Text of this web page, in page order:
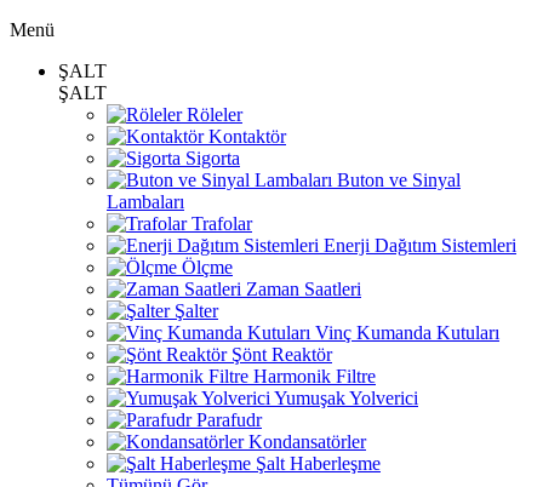
Menü
ŞALT
ŞALT
Röleler
Kontaktör
Sigorta
Buton ve Sinyal
Lambaları
Trafolar
Enerji Dağıtım Sistemleri
Ölçme
Zaman Saatleri
Şalter
Vinç Kumanda Kutuları
Şönt Reaktör
Harmonik Filtre
Yumuşak Yolverici
Parafudr
Kondansatörler
Şalt Haberleşme